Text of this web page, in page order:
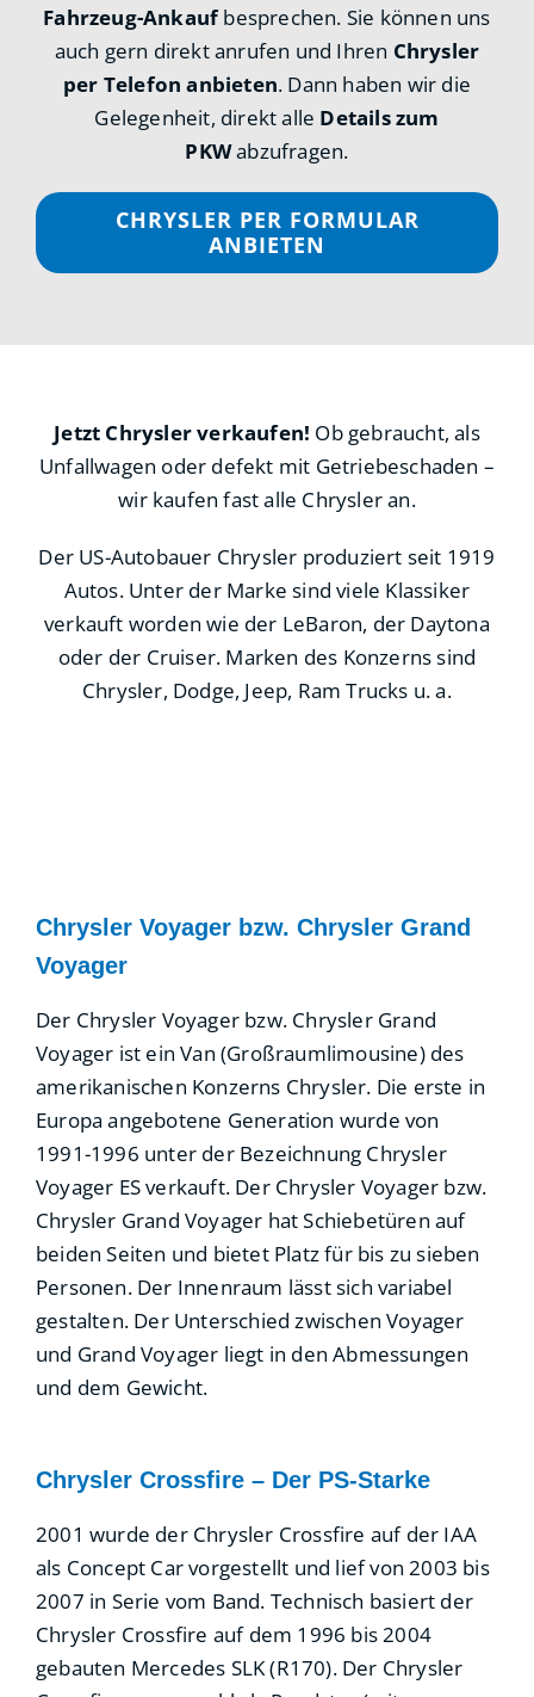
Fahrzeug-Ankaufbesprechen. Sie können uns
auch gern direkt anrufen und Ihren Chrysler
per Telefon anbieten. Dann haben wir die
Gelegenheit, direkt alle Details zum
PKWabzufragen.
CHRYSLER PER FORMULAR
ANBIETEN
Jetzt Chrysler verkaufen! Ob gebraucht, als
Unfallwagen oder defekt mit Getriebeschaden –
wir kaufen fast alle Chrysler an.
Der US-Autobauer Chrysler produziert seit 1919
Autos. Unter der Marke sind viele Klassiker
verkauft worden wie der LeBaron, der Daytona
oder der Cruiser. Marken des Konzerns sind
Chrysler, Dodge, Jeep, Ram Trucks u. a.
Chrysler Voyager bzw. Chrysler Grand
Voyager
Der Chrysler Voyager bzw. Chrysler Grand
Voyager ist ein Van (Großraumlimousine) des
amerikanischen Konzerns Chrysler. Die erste in
Europa angebotene Generation wurde von
1991-1996 unter der Bezeichnung Chrysler
Voyager ES verkauft. Der Chrysler Voyager bzw.
Chrysler Grand Voyager hat Schiebetüren auf
beiden Seiten und bietet Platz für bis zu sieben
Personen. Der Innenraum lässt sich variabel
gestalten. Der Unterschied zwischen Voyager
und Grand Voyager liegt in den Abmessungen
und dem Gewicht.
Chrysler Crossfire – Der PS-Starke
2001 wurde der Chrysler Crossfire auf der IAA
als Concept Car vorgestellt und lief von 2003 bis
2007 in Serie vom Band. Technisch basiert der
Chrysler Crossfire auf dem 1996 bis 2004
gebauten Mercedes SLK (R170). Der Chrysler